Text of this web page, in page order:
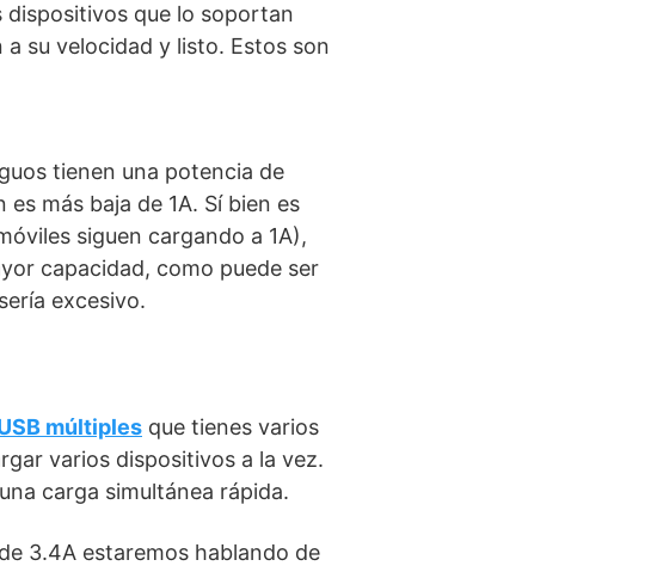
que lo soportan
su velocidad y listo. Estos son
tienen una potencia de
más baja de 1A. Sí bien es
siguen cargando a 1A),
capacidad, como puede ser
excesivo.
múltiples que tienes varios
varios dispositivos a la vez.
carga simultánea rápida.
3.4A estaremos hablando de